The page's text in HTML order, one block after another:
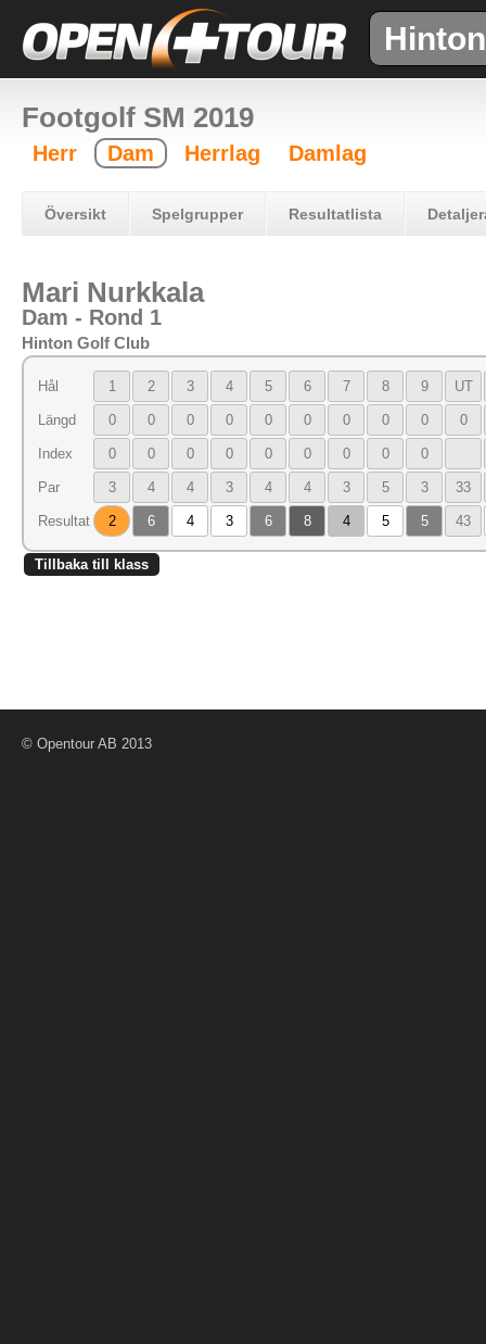
Footgolf SM 2019
Herr Dam Herrlag Damlag
Översikt Spelgrupper Resultatlista
Mari Nurkkala
Dam - Rond 1
Hinton Golf Club
Hål 1 2 3 4 5 6 7 8 9 UT
Längd 0 0 0 0 0 0 0 0 0 0
Index 0 0 0 0 0 0 0 0 0
Par 3 4 4 3 4 4 3 5 3 33
Resultat 2 6 4 3 6 8 4 5 5 43
Tillbaka till klass
© Opentour AB 2013